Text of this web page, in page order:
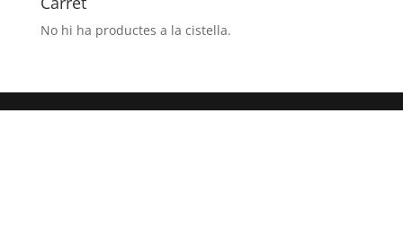
No hi ha productes a la cistella.